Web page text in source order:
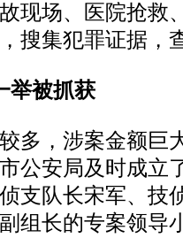
现场、医院抢救
搜集犯罪证据，
举被抓获
，涉案金额巨
公安局及时成立
支队长宋军、技
组长的专案领导